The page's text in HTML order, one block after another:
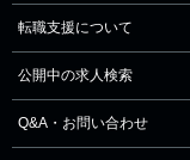
転職支援について
公開中の求人検索
Q&A・お問い合わせ